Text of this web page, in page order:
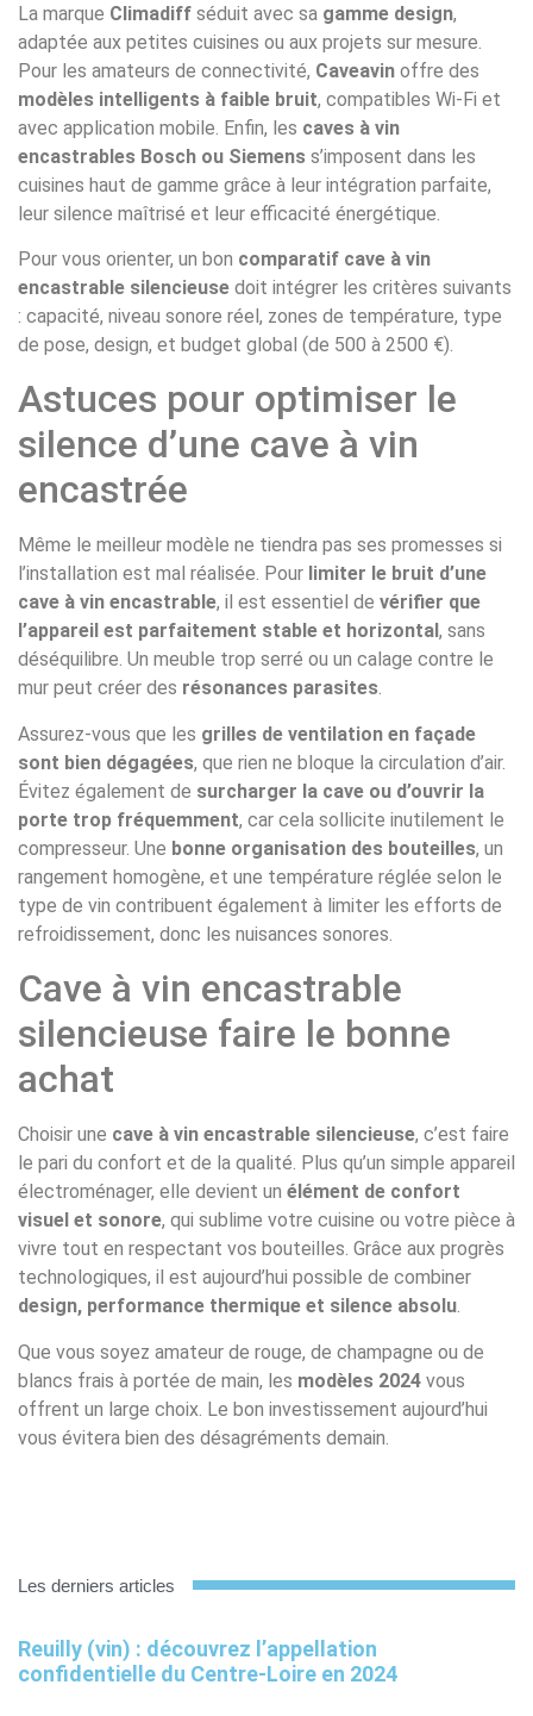
La marque Climadiff séduit avec sa gamme design,
adaptée aux petites cuisines ou aux projets sur mesure.
Pour les amateurs de connectivité, Caveavin offre des
modèles intelligents à faible bruit, compatibles Wi-Fi et
avec application mobile. Enfin, les caves à vin
encastrables Bosch ou Siemens s’imposent dans les
cuisines haut de gamme grâce à leur intégration parfaite,
leur silence maîtrisé et leur efficacité énergétique.
Pour vous orienter, un bon comparatif cave à vin
encastrable silencieuse doit intégrer les critères suivants
: capacité, niveau sonore réel, zones de température, type
de pose, design, et budget global (de 500 à 2500 €).
Astuces pour optimiser le
silence d’une cave à vin
encastrée
Même le meilleur modèle ne tiendra pas ses promesses si
l’installation est mal réalisée. Pour limiter le bruit d’une
cave à vin encastrable, il est essentiel de vérifier que
l’appareil est parfaitement stable et horizontal , sans
déséquilibre. Un meuble trop serré ou un calage contre le
mur peut créer des résonances parasites.
Assurez-vous que les grilles de ventilation en façade
sont bien dégagées, que rien ne bloque la circulation d’air.
Évitez également de surcharger la cave ou d’ouvrir la
porte trop fréquemment, car cela sollicite inutilement le
compresseur. Une bonne organisation des bouteilles, un
rangement homogène, et une température réglée selon le
type de vin contribuent également à limiter les efforts de
refroidissement, donc les nuisances sonores.
Cave à vin encastrable
silencieuse faire le bonne
achat
Choisir une cave à vin encastrable silencieuse, c’est faire
le pari du confort et de la qualité. Plus qu’un simple appareil
électroménager, elle devient un élément de confort
visuel et sonore, qui sublime votre cuisine ou votre pièce à
vivre tout en respectant vos bouteilles. Grâce aux progrès
technologiques, il est aujourd’hui possible de combiner
design, performance thermique et silence absolu.
Que vous soyez amateur de rouge, de champagne ou de
blancs frais à portée de main, les modèles 2024 vous
offrent un large choix. Le bon investissement aujourd’hui
vous évitera bien des désagréments demain.
Les derniers articles
Reuilly (vin) : découvrez l’appellation
confidentielle du Centre-Loire en 2024